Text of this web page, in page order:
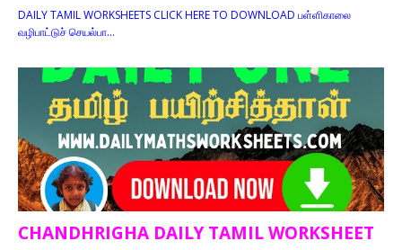
DAILY TAMIL WORKSHEETS CLICK HERE TO DOWNLOAD பள்ளிகாலை
வழிபாட்டுச் செயல்பா…
CHANDHRIGHA DAILY TAMIL WORKSHEET